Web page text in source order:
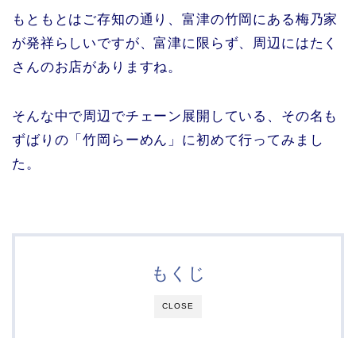
もともとはご存知の通り、富津の竹岡にある梅乃家
が発祥らしいですが、富津に限らず、周辺にはたく
さんのお店がありますね。
そんな中で周辺でチェーン展開している、その名も
ずばりの「竹岡らーめん」に初めて行ってみまし
た。
CLOSE
もくじ